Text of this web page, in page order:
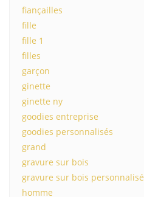
fiançailles
fille
fille 1
filles
garçon
ginette
ginette ny
goodies entreprise
goodies personnalisés
grand
gravure sur bois
gravure sur bois personnalisé
homme